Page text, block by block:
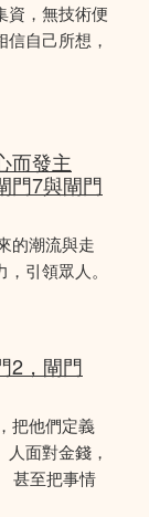
資，無技術便
自己所想，
而發主
門7與閘門
的潮流與走
引領眾人。
2，閘門
把他們定義
面對金錢，
甚至把事情